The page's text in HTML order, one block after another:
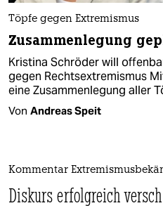
Töpfe gegen Extremismus
Zusammenlegung
Kristina Schröder will
gegen Rechtsextremismus
eine Zusammenlegung aller
Von Andreas Speit
Kommentar
Diskurs erfolgreich